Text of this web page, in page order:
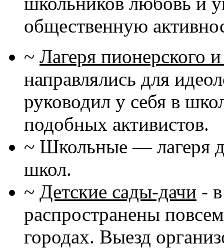
общественную
~ Лагеря пионерского
направлялись для
руководил у себя в
подобных активистов.
~ Школьные — лагеря
школ.
~ Детские сады-дачи -
распространены
городах. Выезд